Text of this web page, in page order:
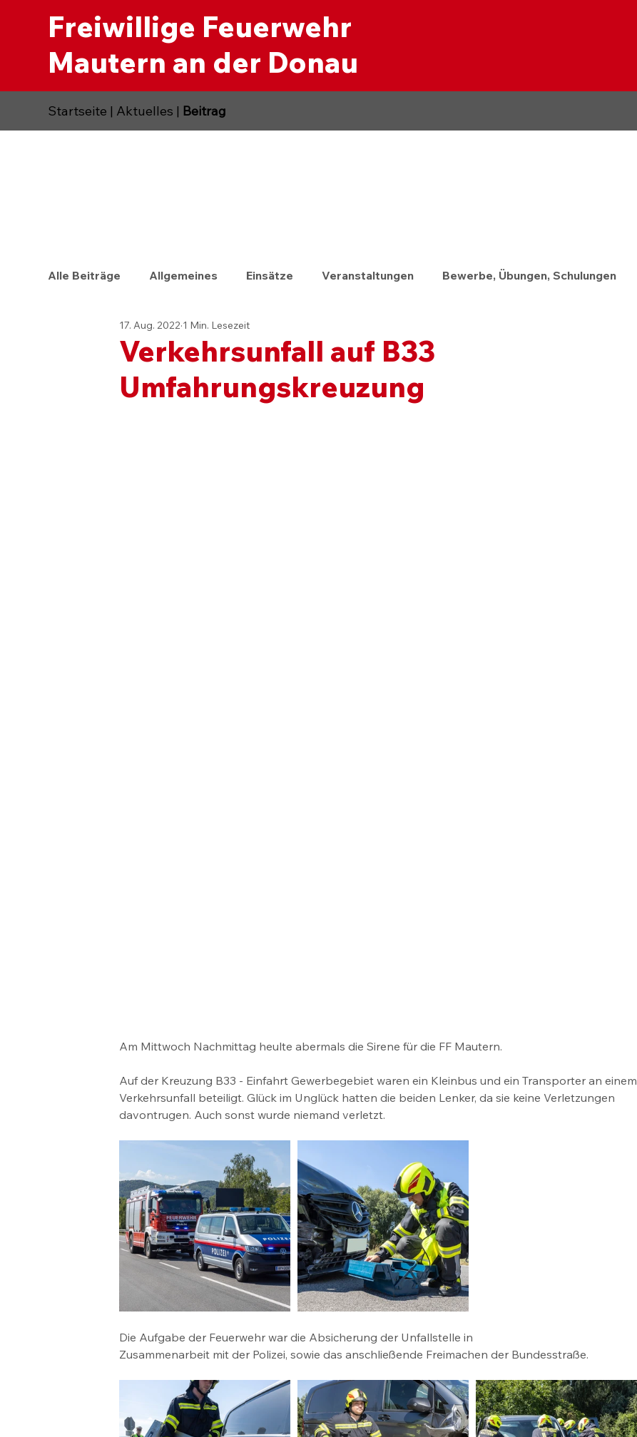
Freiwillige Feuerwehr
Mautern an der Donau
Alle Beiträge Allgemeines Einsätze Veranstaltungen Bewerbe, Übungen, Schulungen
Verkehrsunfall auf B33
Umfahrungskreuzung
17. Aug. 2022 1 Min. Lesezeit
Am Mittwoch Nachmittag heulte abermals die Sirene für die FF Mautern.
Auf der Kreuzung B33 - Einfahrt Gewerbegebiet waren ein Kleinbus und ein Transporter an einem
Verkehrsunfall beteiligt. Glück im Unglück hatten die beiden Lenker, da sie keine Verletzungen
davontrugen. Auch sonst wurde niemand verletzt.
Die Aufgabe der Feuerwehr war die Absicherung der Unfallstelle in
Zusammenarbeit mit der Polizei, sowie das anschließende Freimachen der Bundesstraße.
Startseite | Aktuelles | Beitrag